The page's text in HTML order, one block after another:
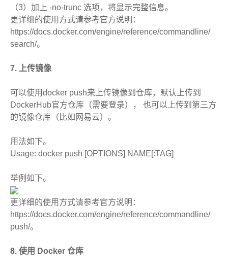
（3）加上 -no-trunc 选项，将显示完整信息。
更详细的使用方式请参考官方说明：
https://docs.docker.com/engine/reference/commandline/
search/。
7. 上传镜像
可以使用docker push来上传镜像到仓库，默认上传到
DockerHub官方仓库（需要登录）， 也可以上传到第三方
的镜像仓库（比如网易云）。
用法如下。
Usage: docker push [OPTIONS] NAME[:TAG]
举例如下。
更详细的使用方式请参考官方说明：
https://docs.docker.com/engine/reference/commandline/
push/。
8. 使用 Docker 仓库